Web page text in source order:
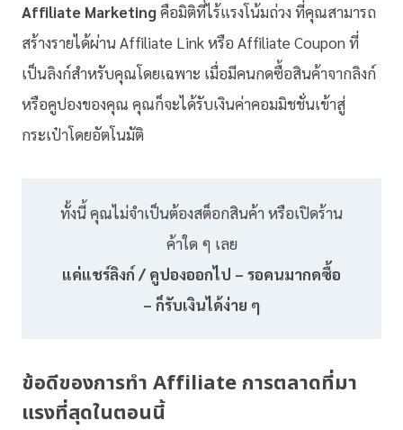
Affiliate Marketingคือมิติที่ไร้แรงโน้มถ่วง ที่คุณสามารถ
สร้างรายได้ผ่าน Affiliate Link หรือ Affiliate Coupon ที่
เป็นลิงก์สำหรับคุณโดยเฉพาะ เมื่อมีคนกดซื้อสินค้าจากลิงก์
หรือคูปองของคุณ คุณก็จะได้รับเงินค่าคอมมิชชั่นเข้าสู่
กระเป๋าโดยอัตโนมัติ
ทั้งนี้ คุณไม่จำเป็นต้องสต็อกสินค้า หรือเปิดร้าน
ค้าใด ๆ เลย
แค่แชร์ลิงก์ / คูปองออกไป – รอคนมากดซื้อ
– ก็รับเงินได้ง่าย ๆ
ข้อดีของการทำ Affiliate การตลาดที่มา
แรงที่สุดในตอนนี้